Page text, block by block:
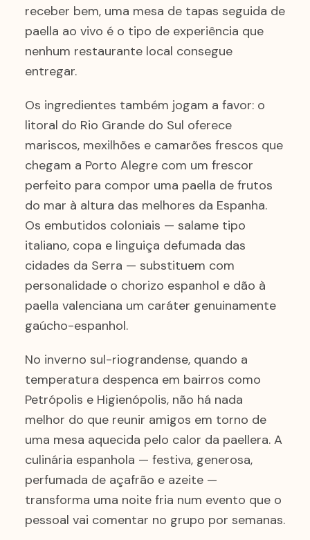
receber bem, uma mesa de tapas seguida de
paella ao vivo é o tipo de experiência que
nenhum restaurante local consegue
entregar.
Os ingredientes também jogam a favor: o
litoral do Rio Grande do Sul oferece
mariscos, mexilhões e camarões frescos que
chegam a Porto Alegre com um frescor
perfeito para compor uma paella de frutos
do mar à altura das melhores da Espanha.
Os embutidos coloniais — salame tipo
italiano, copa e linguiça defumada das
cidades da Serra — substituem com
personalidade o chorizo espanhol e dão à
paella valenciana um caráter genuinamente
gaúcho-espanhol.
No inverno sul-riograndense, quando a
temperatura despenca em bairros como
Petrópolis e Higienópolis, não há nada
melhor do que reunir amigos em torno de
uma mesa aquecida pelo calor da paellera. A
culinária espanhola — festiva, generosa,
perfumada de açafrão e azeite —
transforma uma noite fria num evento que o
pessoal vai comentar no grupo por semanas.